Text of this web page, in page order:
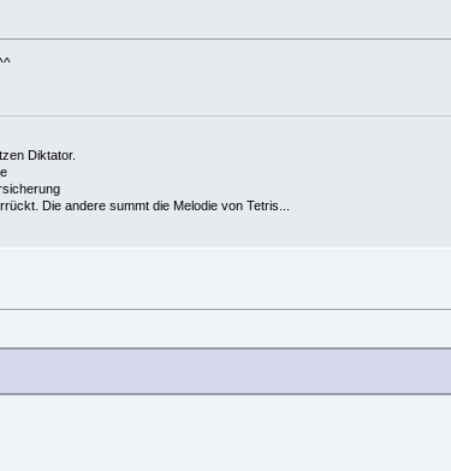
Diktator.
Die andere summt die Melodie von Tetris...